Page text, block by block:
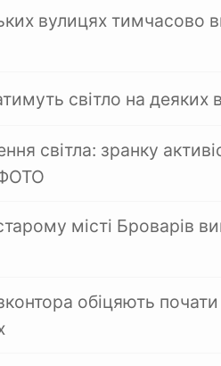
вулицях тимчасово
світло на деяких
світла: зранку
місті Броварів
обіцяють